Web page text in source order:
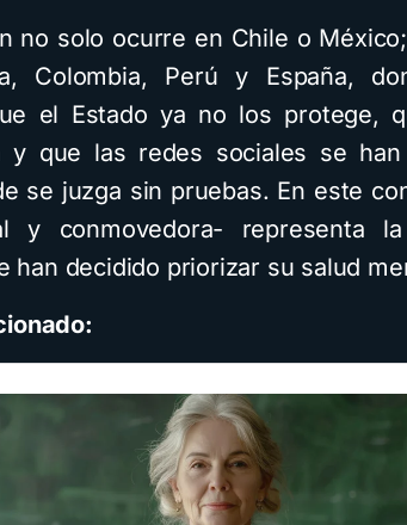
no solo ocurre en Chile o
Colombia, Perú y España,
el Estado ya no los protege,
y que las redes sociales se
se juzga sin pruebas. En este
y conmovedora- representa
han decidido priorizar su salud
Cómo crear cuentos
infantiles ilustrados
inteligencia artificial
usando Gemini y
diferentes estilos
visuales: Descarga la
4 minutos de lectura 1,6K